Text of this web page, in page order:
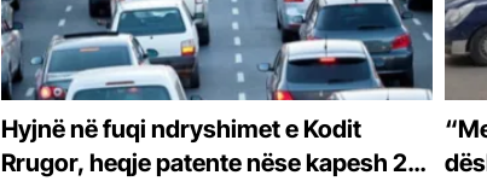
Hyjnë në fuqi ndryshimet e Kodit
Rrugor, heqje patente nëse kapesh 2